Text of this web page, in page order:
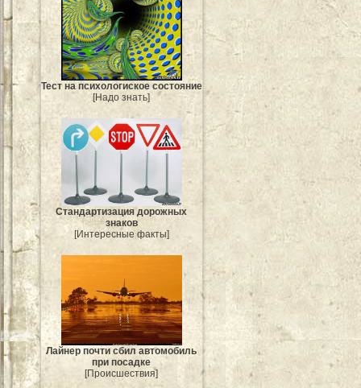
Тест на психологиское состояние
[Надо знать]
Стандартизация дорожных
знаков
[Интересные факты]
Лайнер почти сбил автомобиль
при посадке
[Происшествия]